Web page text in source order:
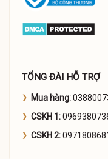
TỔNG ĐÀI HỖ TRỢ
Mua hàng:
CSKH 1:
CSKH 2: